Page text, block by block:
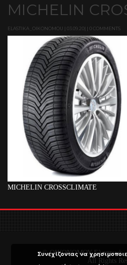
MICHELIN
ELASTIKA_OIKONOMOU | 03.09.20| | 0 COMMENTS
MICHELIN CROSSCLIMATE
© ΟΙΚΟΝΟΜΟΥ Ελαστικά –
All Rights
Συνεχίζοντας να